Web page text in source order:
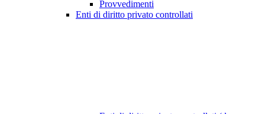
Provvedimenti
Enti di diritto privato controllati